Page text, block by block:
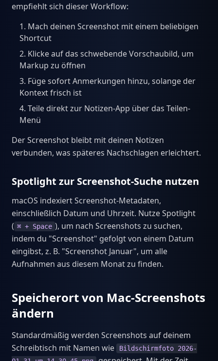
empfiehlt sich dieser Workflow:
Mach deinen Screenshot mit einem beliebigen
Shortcut
Klicke auf das schwebende Vorschaubild, um
Markup zu öffnen
Füge sofort Anmerkungen hinzu, solange der
Kontext frisch ist
Teile direkt zur Notizen-App über das Teilen-
Menü
Der Screenshot bleibt mit deinen Notizen
verbunden, was späteres Nachschlagen erleichtert.
Spotlight zur Screenshot-Suche nutzen
macOS indexiert Screenshot-Metadaten,
einschließlich Datum und Uhrzeit. Nutze Spotlight
( ⌘ + Space ), um nach Screenshots zu suchen,
indem du "Screenshot" gefolgt von einem Datum
eingibst, z. B. "Screenshot Januar", um alle
Aufnahmen aus diesem Monat zu finden.
Speicherort von Mac-Screenshots
ändern
Standardmäßig werden Screenshots auf deinem
Schreibtisch mit Namen wie
Bildschirmfoto 2026-